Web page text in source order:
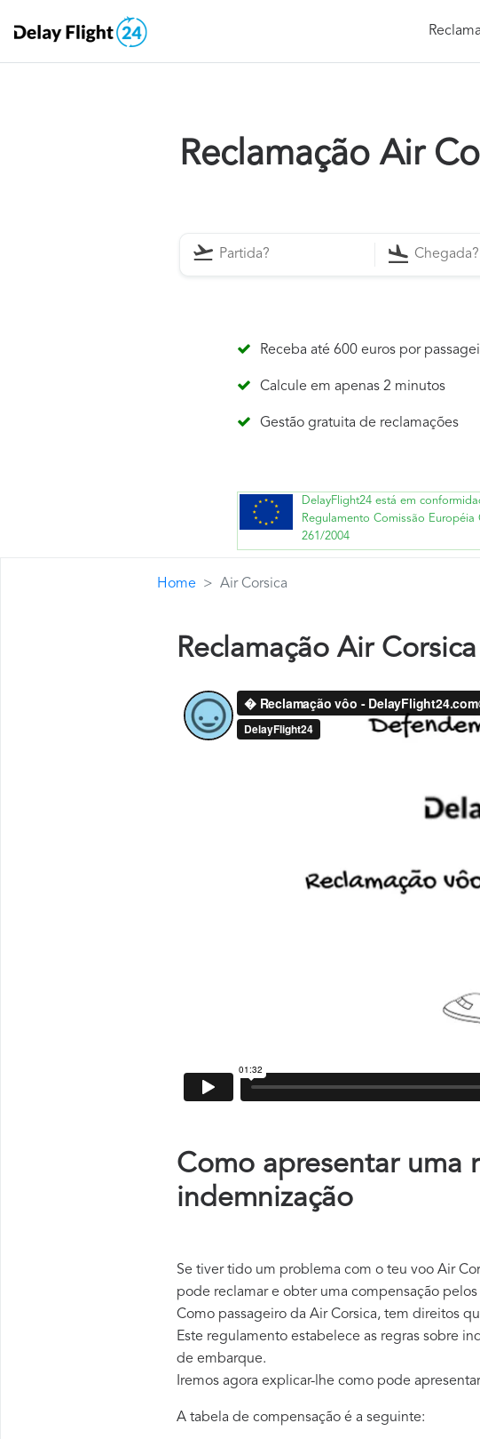
Reclamação Air
Receba até 600 euros por
Calcule em apenas 2 minutos
Gestão gratuita de reclamações
DelayFlight24 está em
Regulamento Comissão Européia
261/2004
Home Air Corsica
Reclamação Air Corsica
Como apresentar uma
indemnização
Se tiver tido um problema com o teu voo Air
pode reclamar e obter uma compensação
Como passageiro da Air Corsica, tem direitos
Este regulamento estabelece as regras sobre
de embarque.
Iremos agora explicar-lhe como pode
A tabela de compensação é a seguinte: